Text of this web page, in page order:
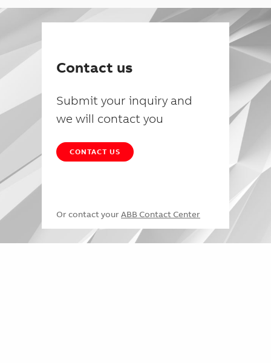
Contact us
Submit your inquiry and
we will contact you
CONTACT US
Or contact your ABB Contact Center